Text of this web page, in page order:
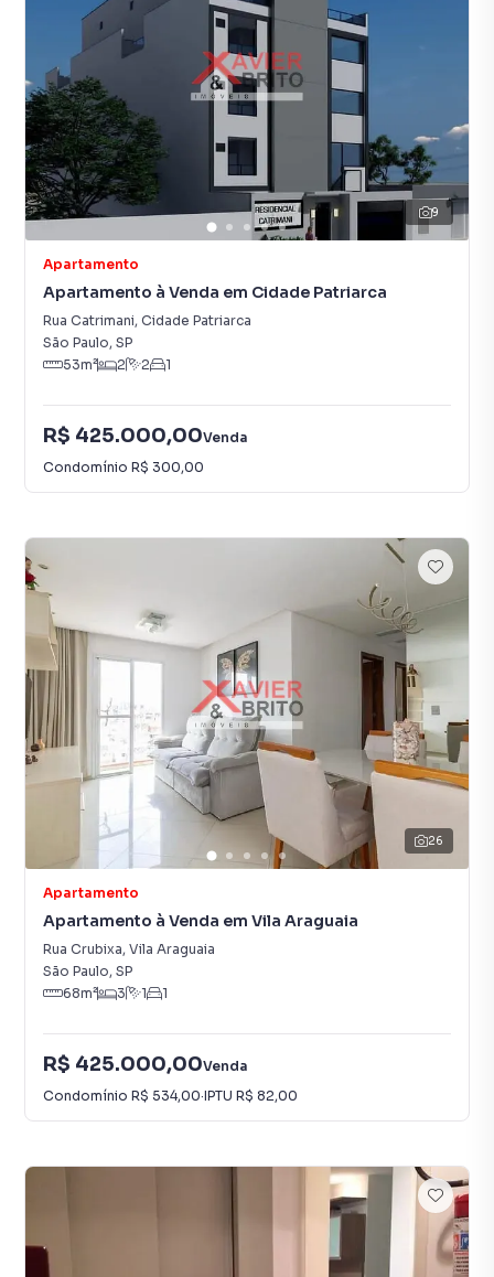
9
Apartamento
Apartamento à Venda em Cidade Patriarca
Rua Catrimani, Cidade Patriarca
São Paulo, SP
53m² 2 2 1
R$ 425.000,00Venda
Condomínio R$ 300,00
26
Apartamento
Apartamento à Venda em Vila Araguaia
Rua Crubixa, Vila Araguaia
São Paulo, SP
68m² 3 1 1
R$ 425.000,00Venda
Condomínio R$ 534,00·IPTU R$ 82,00